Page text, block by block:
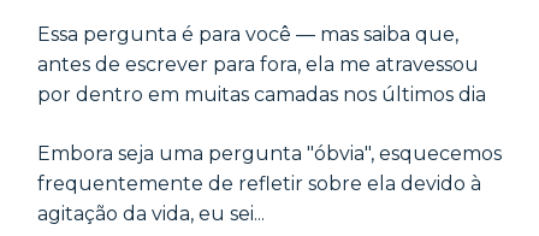
Essa pergunta é para você — mas saiba que,
antes de escrever para fora, ela me atravessou
por dentro em muitas camadas nos últimos dia
Embora seja uma pergunta "óbvia", esquecemos
frequentemente de refletir sobre ela devido à
agitação da vida, eu sei...